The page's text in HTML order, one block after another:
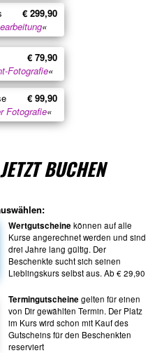
€ 299,90
«
€ 79,90
Fotografie«
€ 99,90
Fotografie«
BUCHEN
Wertgutscheine können auf alle
Kurse angerechnet werden und sind
drei Jahre lang gültig. Der
Beschenkte sucht sich seinen
Lieblingskurs selbst aus. Ab € 29,90
Termingutscheine gelten für einen
von Dir gewählten Termin. Der Platz
im Kurs wird schon mit Kauf des
Gutscheins für den Beschenkten
reserviert